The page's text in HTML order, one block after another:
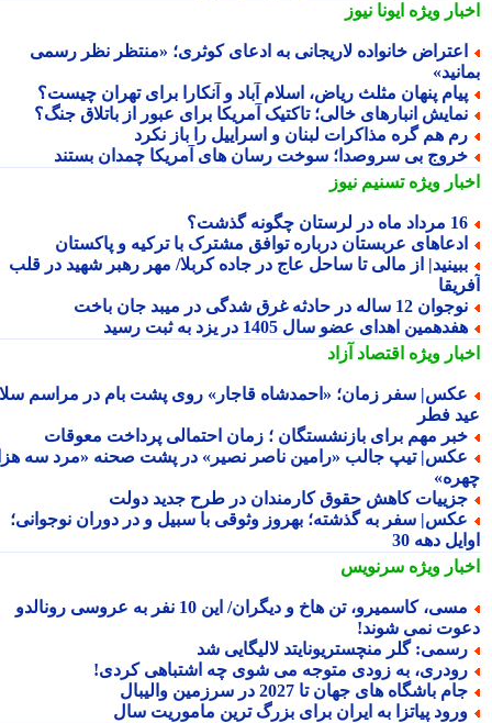
ویژهایونا نیوز
خانواده لاریجانی به ادعای کوثری؛ «منتظر نظر رسمی
پنهان مثلث ریاض، اسلام آباد و آنکارا برای تهران چیست؟
انبارهای خالی؛ تاکتیک آمریکا برای عبور از باتلاق جنگ؟
هم گره مذاکرات لبنان و اسراییل را باز نکرد
بی سروصدا؛ سوخت رسان های آمریکا چمدان بستند
ویژهتسنیم نیوز
در لرستان چگونه گذشت؟
عربستان درباره توافق مشترک با ترکیه و پاکستان
از مالی تا ساحل عاج در جاده کربلا/ مهر رهبر شهید در قلب
12 ساله در حادثه غرق شدگی در میبد جان باخت
اهدای عضو سال 1405 در یزد به ثبت رسید
ویژهاقتصاد آزاد
سفر زمان؛ «احمدشاه قاجار» روی پشت بام در مراسم سلام
فطر
مهم برای بازنشستگان ؛ زمان احتمالی پرداخت معوقات
تیپ جالب «رامین ناصر نصیر» در پشت صحنه «مرد سه هزار
کاهش حقوق کارمندان در طرح جدید دولت
سفر به گذشته؛ بهروز وثوقی با سبیل و در دوران نوجوانی؛
دهه 30
ویژهسرنویس
مسی، کاسمیرو، تن هاخ و دیگران/ این 10 نفر به عروسی رونالدو
نمی شوند!
گلر منچستریونایتد لالیگایی شد
به زودی متوجه می شوی چه اشتباهی کردی!
باشگاه های جهان تا 2027 در سرزمین والیبال
پیاتزا به ایران برای بزرگ ترین ماموریت سال